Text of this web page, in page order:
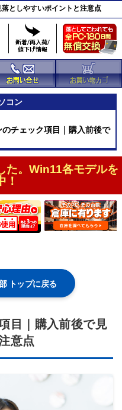
としやすいポイントと注意点
コン
チェック項目｜購入前後で
た。Win11各モデルを
！
トップに戻る
目｜購入前後で見
意点